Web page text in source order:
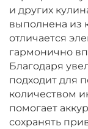
и других
выполнена из
отличается
гармонично
Благодаря
подходит для
количеством
помогает
сохранять